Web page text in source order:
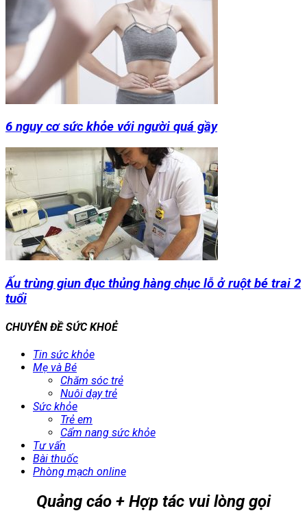
6 nguy cơ sức khỏe với người quá gầy
Ấu trùng giun đục thủng hàng chục lỗ ở ruột bé trai 2
tuổi
CHUYÊN ĐỀ SỨC KHOẺ
Tin sức khỏe
Mẹ và Bé
Chăm sóc trẻ
Nuôi dạy trẻ
Sức khỏe
Trẻ em
Cẩm nang sức khỏe
Tư vấn
Bài thuốc
Phòng mạch online
Quảng cáo + Hợp tác vui lòng gọi